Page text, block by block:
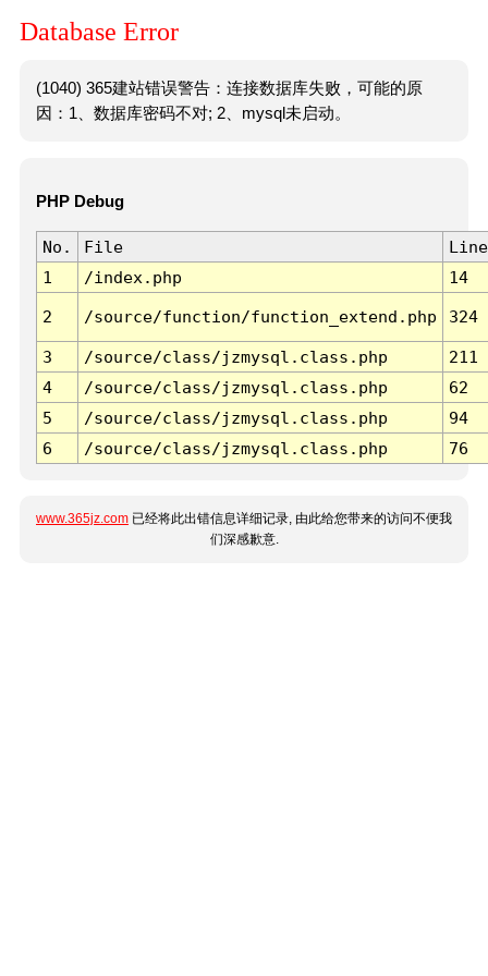
Database Error
(1040) 365建站错误警告：连接数据库失败，可能的原
因：1、数据库密码不对; 2、mysql未启动。
PHP Debug
No. File
Line
1
/index.php 14
2 /source/function/function_extend.php 324
3 /source/class/jzmysql.class.php
211
4
/source/class/jzmysql.class.php
62
5
/source/class/jzmysql.class.php
94
6
/source/class/jzmysql.class.php 76
www.365jz.com 已经将此出错信息详细记录, 由此给您带来的访问不便我
们深感歉意.